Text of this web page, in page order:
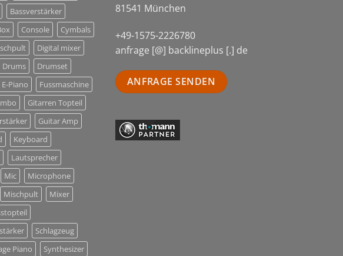
Bassverstärker
Console
Cymbals
Digital mixer
Drums
Drumset
E-Piano
Fussmaschine
Gitarren Topteil
Guitar Amp
Keyboard
Lautsprecher
Mic
Microphone
Mischpult
Mixer
Schlagzeug
Piano Synthesizer
81541 München
+49-1575-2226780
anfrage [@] backlineplus [.] de
ANFRAGE SENDEN